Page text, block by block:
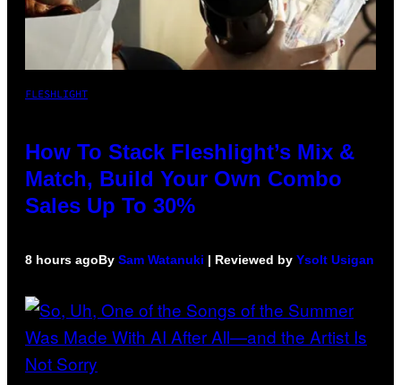
FLESHLIGHT
How To Stack Fleshlight’s Mix &
Match, Build Your Own Combo
Sales Up To 30%
8 hours agoBy Sam Watanuki | Reviewed by Ysolt Usigan